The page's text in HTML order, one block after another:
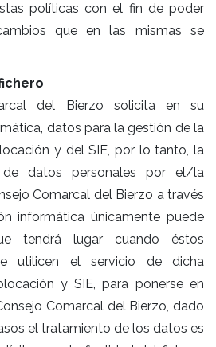
políticas con el fin de poder
que en las mismas se
del Bierzo solicita en su
datos para la gestión de la
y del SIE, por lo tanto, la
de datos personales por el/la
Comarcal del Bierzo a través
informática únicamente puede
tendrá lugar cuando éstos
utilicen el servicio de dicha
y SIE, para ponerse en
Comarcal del Bierzo, dado
el tratamiento de los datos es